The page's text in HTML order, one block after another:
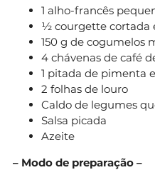
1 alho-francês
½ courgette cortada
150 g de cogumelos
4 chávenas de café
1 pitada de pimenta
2 folhas de louro
Caldo de legumes
Salsa picada
Azeite
– Modo de preparação –